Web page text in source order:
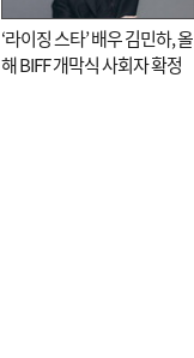
‘라이징 스타’ 배우 김민하, 올
해 BIFF 개막식 사회자 확정